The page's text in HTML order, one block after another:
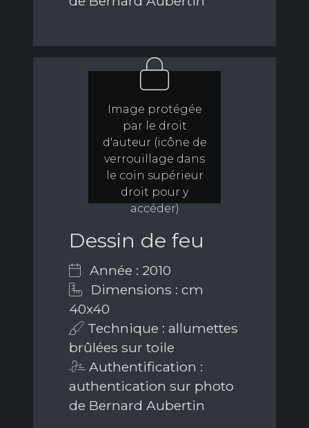
Image protégée
par le droit
d'auteur (icône de
verrouillage dans
le coin supérieur
droit pour y
accéder)
Dessin de feu
Année : 2010
Dimensions : cm
40x40
Technique : allumettes
brûlées sur toile
Authentification :
authentication sur photo
de Bernard Aubertin